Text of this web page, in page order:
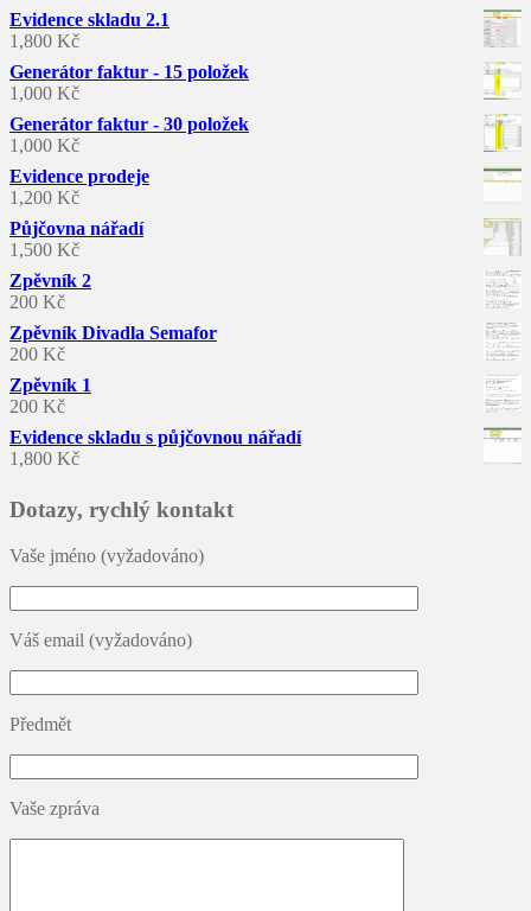
Evidence skladu 2.1
1,800 Kč
Generátor faktur - 15 položek
1,000 Kč
Generátor faktur - 30 položek
1,000 Kč
Evidence prodeje
1,200 Kč
Půjčovna nářadí
1,500 Kč
Zpěvník 2
200 Kč
Zpěvník Divadla Semafor
200 Kč
Zpěvník 1
200 Kč
Evidence skladu s půjčovnou nářadí
1,800 Kč
Dotazy, rychlý kontakt
Vaše jméno (vyžadováno)
Váš email (vyžadováno)
Předmět
Vaše zpráva